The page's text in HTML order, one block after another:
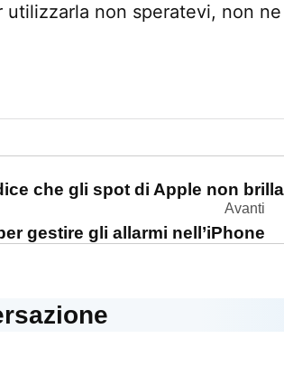
non speratevi, non
che gli spot di Apple non
Avanti
gestire gli allarmi nell’iPhone